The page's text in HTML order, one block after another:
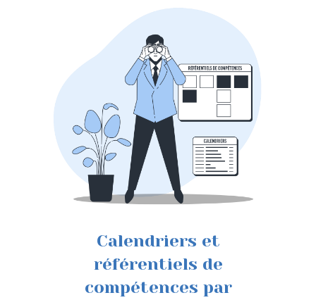
Calendriers et
référentiels de
compétences par